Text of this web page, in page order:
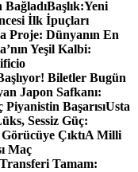
BağladıBaşlık:Yeni
İlk İpuçları
Proje: Dünyanın En
Yeşil Kalbi:
Biletler Bugün
Japon Safkanı:
Piyanistin BaşarısıUsta
Sessiz Güç:
ÇıktıA Milli
Maç
Tamam: